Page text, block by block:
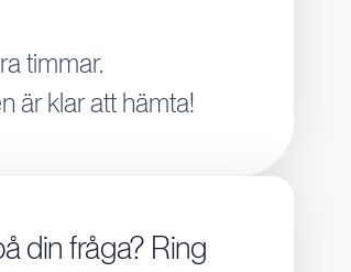
timmar.
är klar att hämta!
din fråga? Ring